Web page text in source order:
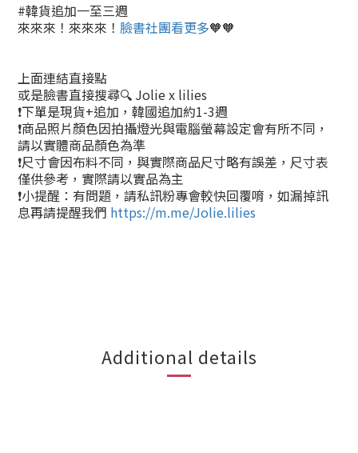
#韓貨追加一至三週
來來來！來來來！ 臉書社團看更多🧡🧡
上面連結直接點
或是臉書直接搜尋🔍 Jolie x lilies
❗下單是現貨+追加，韓國追加約1-3週
❗商品照片顏色因拍攝燈光與電腦螢幕設定會有所不同，
請以實體商品顏色為準
❗尺寸會因布料不同，與實際商品尺寸略有誤差，尺寸表
僅供參考，實際請以實品為主
❗小提醒：有問題，請私訊粉專會較快回覆唷，如漏掉訊
息再請提醒我們 https://m.me/Jolie.lilies
Additional details